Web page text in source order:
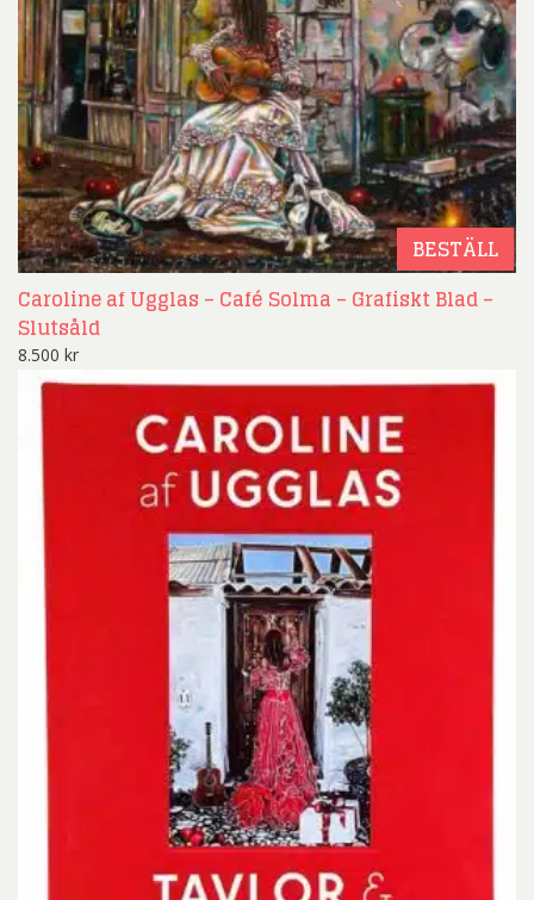
BESTÄLL
Caroline af Ugglas – Café Solma – Grafiskt Blad –
Slutsåld
8.500 kr